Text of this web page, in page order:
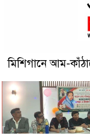
মিশিগানে আম-